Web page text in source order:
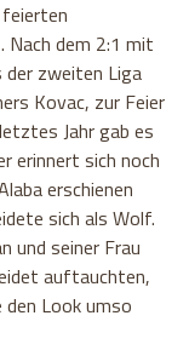
feierten
dem 2:1 mit
der zweiten Liga
Kovac, zur Feier
Jahr gab es
erinnert sich noch
erschienen
sich als Wolf.
und seiner Frau
auftauchten,
Look umso